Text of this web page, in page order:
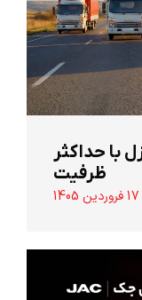
با حداکثر
ظرفیت
17 فروردین 1405